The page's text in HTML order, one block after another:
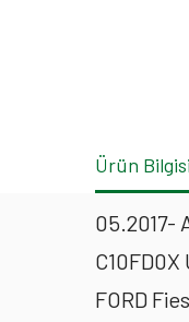
Ürün Bilgisi
05.2017-
FORD